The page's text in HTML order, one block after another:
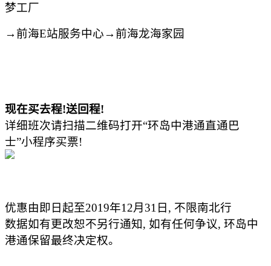
梦工厂
→ 前海E站服务中心→ 前海龙海家园
现在买去程!送回程!
详细班次请扫描二维码打开“环岛中港通直通巴
士”小程序买票!
优惠由即日起至2019年12月 31 日, 不限南北行
数据如有更改恕不另行通知, 如有任何争议, 环岛中
港通保留最终决定权。